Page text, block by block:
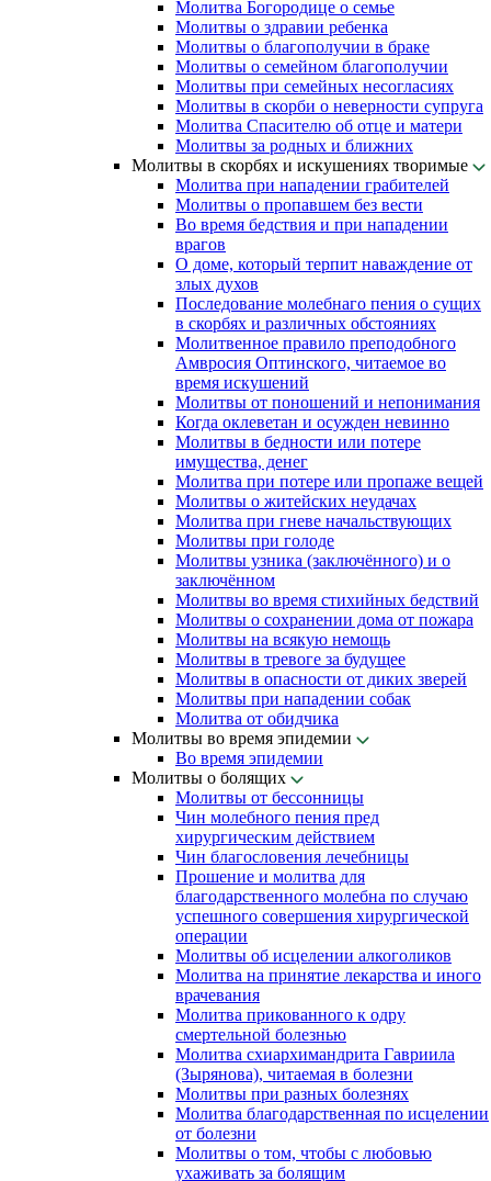
Молитва Богородице о семье
Молитвы о здравии ребенка
Молитвы о благополучии в браке
Молитвы о семейном благополучии
Молитвы при семейных несогласиях
Молитвы в скорби о неверности супруга
Молитва Спасителю об отце и матери
Молитвы за родных и ближних
Молитвы в скорбях и искушениях творимые
Молитва при нападении грабителей
Молитвы о пропавшем без вести
Во время бедствия и при нападении
врагов
О доме, который терпит наваждение от
злых духов
Последование молебнаго пения о сущих
в скорбях и различных обстояниях
Молитвенное правило преподобного
Амвросия Оптинского, читаемое во
время искушений
Молитвы от поношений и непонимания
Когда оклеветан и осужден невинно
Молитвы в бедности или потере
имущества, денег
Молитва при потере или пропаже вещей
Молитвы о житейских неудачах
Молитва при гневе начальствующих
Молитвы при голоде
Молитвы узника (заключённого) и о
заключённом
Молитвы во время стихийных бедствий
Молитвы о сохранении дома от пожара
Молитвы на всякую немощь
Молитвы в тревоге за будущее
Молитвы в опасности от диких зверей
Молитвы при нападении собак
Молитва от обидчика
Молитвы во время эпидемии
Во время эпидемии
Молитвы о болящих
Молитвы от бессонницы
Чин молебного пения пред
хирургическим действием
Чин благословения лечебницы
Прошение и молитва для
благодарственного молебна по случаю
успешного совершения хирургической
операции
Молитвы об исцелении алкоголиков
Молитва на принятие лекарства и иного
врачевания
Молитва прикованного к одру
смертельной болезнью
Молитва схиархимандрита Гавриила
(Зырянова), читаемая в болезни
Молитвы при разных болезнях
Молитва благодарственная по исцелении
от болезни
Молитвы о том, чтобы с любовью
ухаживать за болящим